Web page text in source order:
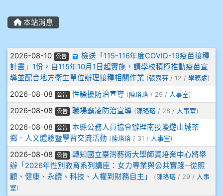
906江彥臻
907張晏寧
908彭主豪
909林柏翰
909林玉楓
909林朝智
910謝尚橙
本站消息
文章列表
2026-08-10 公告
檢送「115-116年度COVID-19疫苗接種
計畫」1份，自115年10月1日起實施，請學校積極推動疫苗宣
導並配合地方衛生單位辦理接種相關作業 (張嘉芬 / 12 / 學務處)
2026-08-08 公告 性騷擾防治宣導 (陳珞珞/ 29 / 人事室)
2026-08-08 公告 職場霸凌防治宣導 ( 陳珞珞/ 28 / 人事室)
2026-08-08 公告
本縣公務人員協會辦理南投漫遊山城茶
鄉．人文體驗暨學習交流活動 (陳珞珞 / 31 / 人事室)
2026-08-08 公告
轉知國立臺灣藝術大學師資培育中心將舉
辦「2026年性別教育系列講座：女力專業與公共實踐─從照
顧、健康、永續、科技、人權到財務自主」
( 陳珞珞 / 29 / 人事
室)